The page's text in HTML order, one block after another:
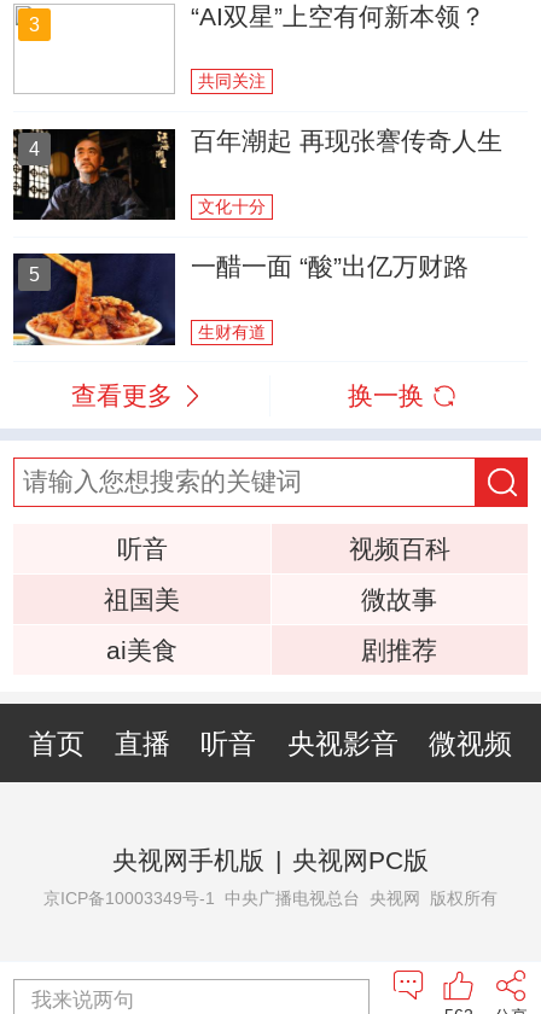
3 “AI双星”上空有何新本领？
共同关注
4 百年潮起 再现张謇传奇人生
文化十分
5 一醋一面 “酸”出亿万财路
生财有道
查看更多 换一换
听音
视频百科
祖国美
微故事
ai美食
剧推荐
首页 直播 听音 央视影音 微视频
央视网手机版 | 央视网PC版
京ICP备10003349号-1 中央广播电视总台 央视网 版权所有
我来说两句